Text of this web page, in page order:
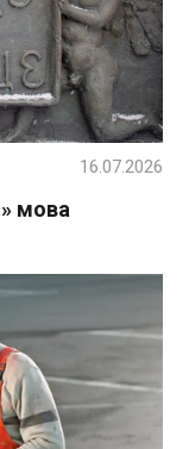
мова
16.07.2026